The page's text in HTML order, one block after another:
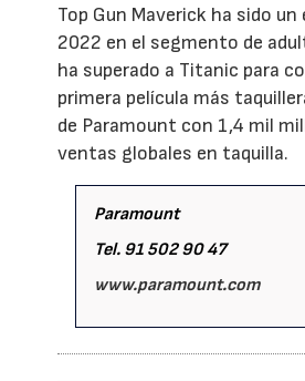
Top Gun Maverick ha sido
2022 en el segmento de
ha superado a Titanic para
primera película más
de Paramount con 1,4 mil
ventas globales en taquilla.
Paramount
Tel. 91 502 90 47
www.paramount.com